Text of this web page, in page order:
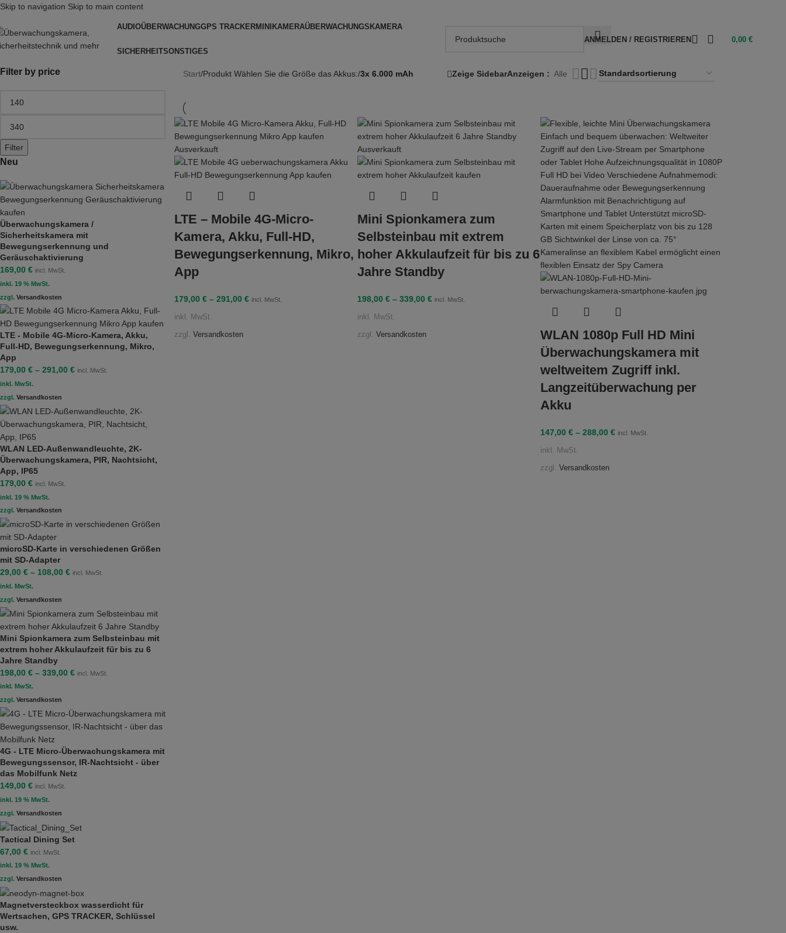
Skip to navigation Skip to main content
AUDIOÜBERWACHUNGGPS TRACKERMINIKAMERAÜBERWACHUNGSKAMERA
SICHERHEITSONSTIGES
ANMELDEN / REGISTRIEREN 0,00 €
Filter by price
Filter
Neu
Überwachungskamera /
Sicherheitskamera mit
Bewegungserkennung und
Geräuschaktivierung
169,00 € incl. MwSt.
inkl. 19 % MwSt.
zzgl. Versandkosten
LTE - Mobile 4G-Micro-Kamera, Akku,
Full-HD, Bewegungserkennung, Mikro,
App
179,00 € – 291,00 € incl. MwSt.
inkl. MwSt.
zzgl. Versandkosten
WLAN LED-Außenwandleuchte, 2K-
Überwachungskamera, PIR, Nachtsicht,
App, IP65
179,00 € incl. MwSt.
inkl. 19 % MwSt.
zzgl. Versandkosten
microSD-Karte in verschiedenen Größen
mit SD-Adapter
29,00 € – 108,00 € incl. MwSt.
inkl. MwSt.
zzgl. Versandkosten
Mini Spionkamera zum Selbsteinbau mit
extrem hoher Akkulaufzeit für bis zu 6
Jahre Standby
198,00 € – 339,00 € incl. MwSt.
inkl. MwSt.
zzgl. Versandkosten
4G - LTE Micro-Überwachungskamera mit
Bewegungssensor, IR-Nachtsicht - über
das Mobilfunk Netz
149,00 € incl. MwSt.
inkl. 19 % MwSt.
zzgl. Versandkosten
Tactical Dining Set
67,00 € incl. MwSt.
inkl. 19 % MwSt.
zzgl. Versandkosten
Magnetversteckbox wasserdicht für
Wertsachen, GPS TRACKER, Schlüssel
usw.
Start/Produkt Wählen Sie die Größe das Akkus:/3x 6.000 mAh Zeige SidebarAnzeigen Alle
Ausverkauft
LTE – Mobile 4G-Micro-
Kamera, Akku, Full-HD,
Bewegungserkennung, Mikro,
App
179,00 €– 291,00 € incl. MwSt.
inkl. MwSt.
zzgl. Versandkosten
Ausverkauft
Mini Spionkamera zum
Selbsteinbau mit extrem
hoher Akkulaufzeit für bis zu 6
Jahre Standby
198,00 €– 339,00 € incl. MwSt.
inkl. MwSt.
zzgl. Versandkosten
WLAN 1080p Full HD Mini
Überwachungskamera mit
weltweitem Zugriff inkl.
Langzeitüberwachung per
Akku
147,00 €– 288,00 € incl. MwSt.
inkl. MwSt.
zzgl. Versandkosten